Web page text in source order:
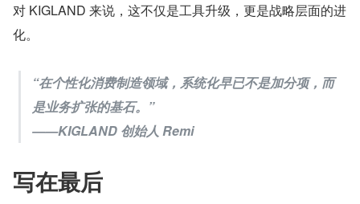
对 KIGLAND 来说，这不仅是工具升级，更是战略层面的进
化。
“在个性化消费制造领域，系统化早已不是加分项，而
是业务扩张的基石。”
——KIGLAND 创始人 Remi
写在最后